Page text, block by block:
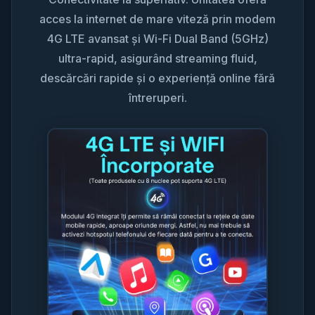
acces la internet de mare viteză prin modem
4G LTE avansat și Wi-Fi Dual Band (5GHz)
ultra-rapid, asigurând streaming fluid,
descărcări rapide și o experiență online fără
întreruperi.